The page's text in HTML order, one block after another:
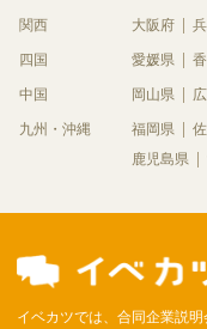
関西 大阪府
四国 愛媛県
中国 岡山県
九州・沖縄 福岡県
鹿児島県
イベカツでは、合同企業説